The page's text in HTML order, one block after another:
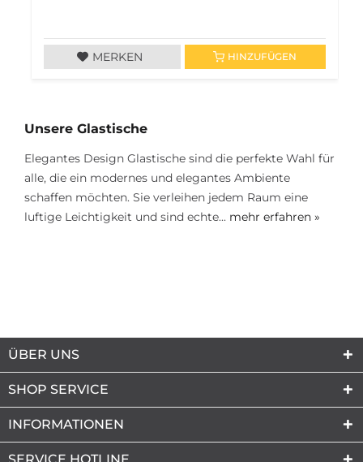
MERKEN HINZUFÜGEN
Unsere Glastische
Elegantes Design Glastische sind die perfekte Wahl für
alle, die ein modernes und elegantes Ambiente
schaffen möchten. Sie verleihen jedem Raum eine
luftige Leichtigkeit und sind echte... mehr erfahren »
ÜBER UNS
SHOP SERVICE
INFORMATIONEN